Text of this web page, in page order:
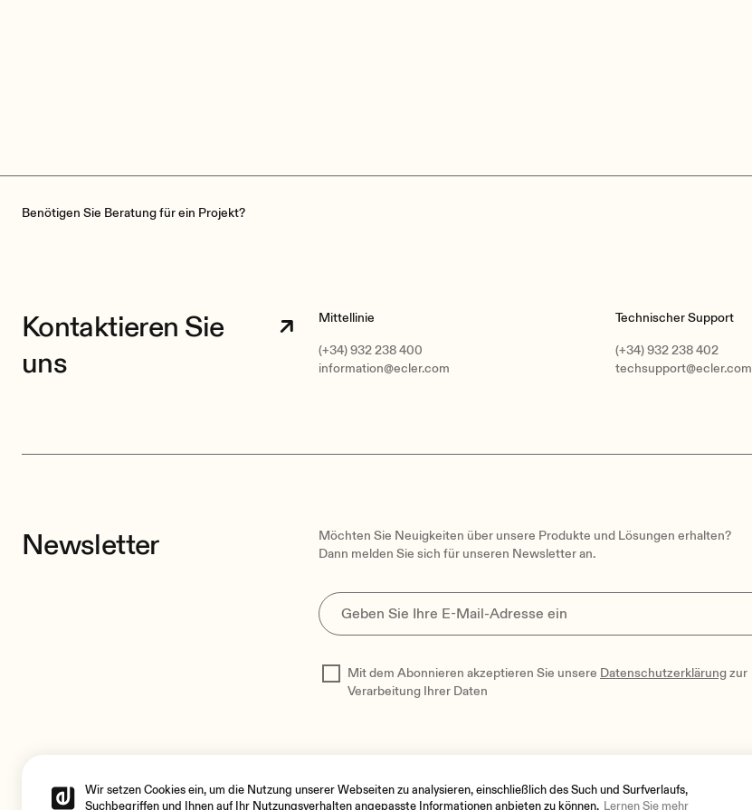
Benötigen Sie Beratung für ein Projekt?
Kontaktieren Sie
uns
Mittellinie
(+34) 932 238 400
information@ecler.com
Technischer Support
(+34) 932 238 402
techsupport@ecler.com
Newsletter
Möchten Sie Neuigkeiten über unsere Produkte und Lösungen erhalten?
Dann melden Sie sich für unseren Newsletter an.
Mit dem Abonnieren akzeptieren Sie unsere Datenschutzerklärungzur
Verarbeitung Ihrer Daten
Wir setzen Cookies ein, um die Nutzung unserer Webseiten zu analysieren, einschließlich des Such und Surfverlaufs,
Suchbegriffen und Ihnen auf Ihr Nutzungsverhalten angepasste Informationen anbieten zu können. Lernen Sie mehr